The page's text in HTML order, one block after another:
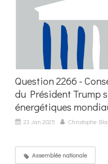
Question 2266 -
du Président Trump
énergétiques
23 Jan 2025 Christophe
Assemblée nationale